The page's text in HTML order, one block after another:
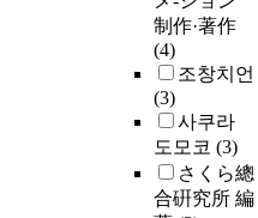
制作·著作
(4)
조창치언
(3)
사쿠라
도모코 (3)
さくら總
合硏究所 編